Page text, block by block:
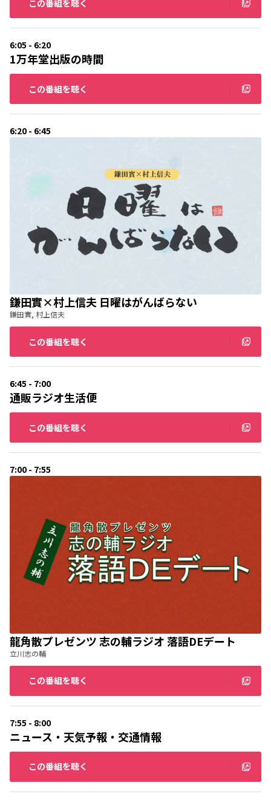
この番組を聴く
6:05 - 6:20
1万年堂出版の時間
この番組を聴く
6:20 - 6:45
鎌田實×村上信夫 日曜はがんばらない
鎌田實, 村上信夫
この番組を聴く
6:45 - 7:00
通販ラジオ生活便
この番組を聴く
7:00 - 7:55
龍角散プレゼンツ 志の輔ラジオ 落語DEデート
立川志の輔
この番組を聴く
7:55 - 8:00
ニュース・天気予報・交通情報
この番組を聴く